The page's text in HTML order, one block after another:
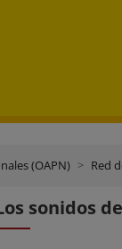
(OAPN) Red
sonidos